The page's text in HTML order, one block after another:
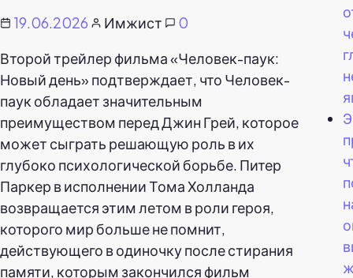
19.06.2026 Имжист
0
Второй трейлер фильма «Человек-паук:
Новый день» подтверждает, что Человек-
паук обладает значительным
преимуществом перед Джин Грей, которое
может сыграть решающую роль в их
глубоко психологической борьбе. Питер
Паркер в исполнении Тома Холланда
возвращается этим летом в роли героя,
которого мир больше не помнит,
действующего в одиночку после стирания
памяти, которым закончился фильм